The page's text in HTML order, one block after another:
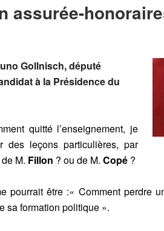
assurée-
Gollnisch, député
à la Présidence du
quitté l’enseignement, je
des leçons particulières, par
M. Fillon ? ou de M. Copé ?
pourrait être :« Comment perdre
sa formation politique ».